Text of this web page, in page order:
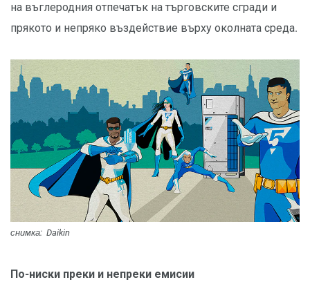
на въглеродния отпечатък на търговските сгради и
прякото и непряко въздействие върху околната среда.
снимка: Daikin
По-ниски преки и непреки емисии